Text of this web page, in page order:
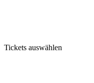
Tickets auswählen